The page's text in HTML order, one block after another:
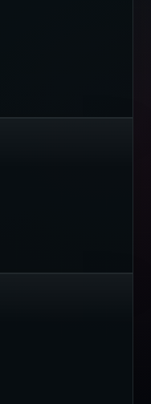
LinkedIn
Twitter
me on Mastodon